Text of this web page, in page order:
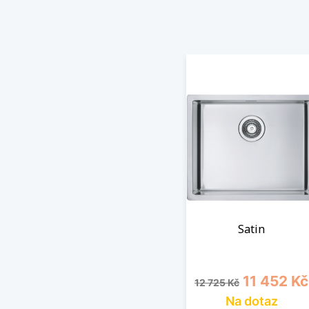
Satin
Běžná cena
12 725 Kč Cena
11 452 Kč
Na dotaz